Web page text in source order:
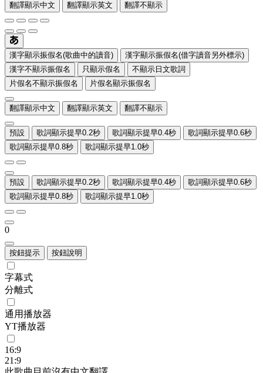
翻譯顯示中文 翻譯顯示英文 翻譯不顯示
漢字顯示振假名(歌曲中的讀音)
漢字顯示振假名(借字讀音另外標示)
漢字不顯示振假名
只顯示假名
不顯示日文歌詞
片假名不顯示振假名
片假名顯示振假名
翻譯顯示中文 翻譯顯示英文 翻譯不顯示
預設 歌詞顯示提早0.2秒 歌詞顯示提早0.4秒
歌詞顯示提早0.6秒
歌詞顯示提早0.8秒
歌詞顯示提早1.0秒
預設 歌詞顯示提早0.2秒 歌詞顯示提早0.4秒
歌詞顯示提早0.6秒
歌詞顯示提早0.8秒
歌詞顯示提早1.0秒
0
按鈕提示 按鈕說明
字幕式
分離式
通用播放器
YT播放器
16:9
21:9